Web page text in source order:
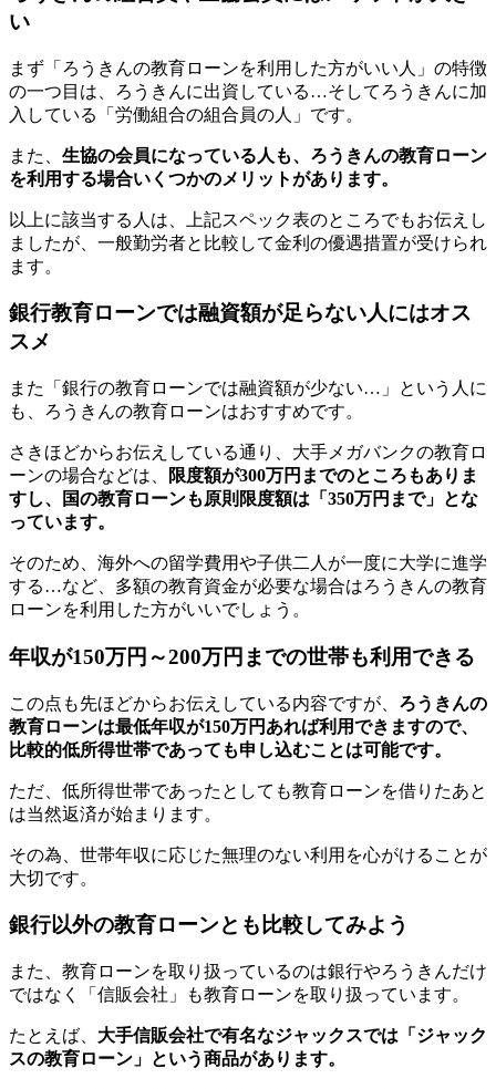
い
まず「ろうきんの教育ローンを利用した方がいい人」の特徴
の一つ目は、ろうきんに出資している…そしてろうきんに加
入している「労働組合の組合員の人」です。
また、 生協の会員になっている人も、ろうきんの教育ローン
を利用する場合いくつかのメリットがあります。
以上に該当する人は、上記スペック表のところでもお伝えし
ましたが、一般勤労者と比較して金利の優遇措置が受けられ
ます。
銀行教育ローンでは融資額が足らない人にはオス
スメ
また「銀行の教育ローンでは融資額が少ない…」という人に
も、ろうきんの教育ローンはおすすめです。
さきほどからお伝えしている通り、大手メガバンクの教育ロ
ーンの場合などは、
限度額が300万円までのところもありま
すし、国の教育ローンも原則限度額は「350万円まで」とな
っています。
そのため、海外への留学費用や子供二人が一度に大学に進学
する…など、多額の教育資金が必要な場合はろうきんの教育
ローンを利用した方がいいでしょう。
年収が150万円～200万円までの世帯も利用できる
この点も先ほどからお伝えしている内容ですが、 ろうきんの
教育ローンは最低年収が150万円あれば利用できますので、
比較的低所得世帯であっても申し込むことは可能です。
ただ、低所得世帯であったとしても教育ローンを借りたあと
は当然返済が始まります。
その為、世帯年収に応じた無理のない利用を心がけることが
大切です。
銀行以外の教育ローンとも比較してみよう
また、教育ローンを取り扱っているのは銀行やろうきんだけ
ではなく「信販会社」も教育ローンを取り扱っています。
たとえば、 大手信販会社で有名なジャックスでは「ジャック
スの教育ローン」という商品があります。